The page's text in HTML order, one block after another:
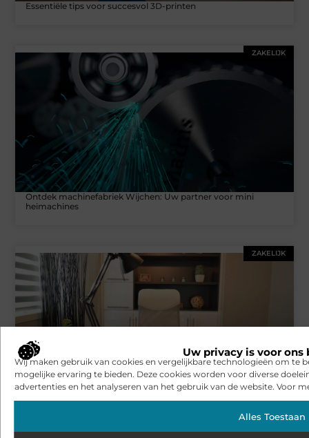
Uw privacy is voor
Wij maken gebruik van cookies en vergelijkbare technologieën om te
mogelijke ervaring te bieden. Deze cookies worden voor diverse
advertenties en het analyseren van het gebruik van de website. Voor
Alles Toestaan
Essentiële tips voor succesvol 3D-printen
ZAKELIJK
Ontdek machinefabriek Wijchen: Uw partner voor mini
heimachines
ZAKELIJK